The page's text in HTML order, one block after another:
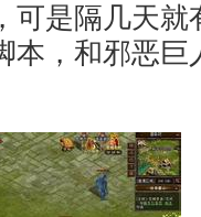
可是隔几天就
本，和邪恶巨